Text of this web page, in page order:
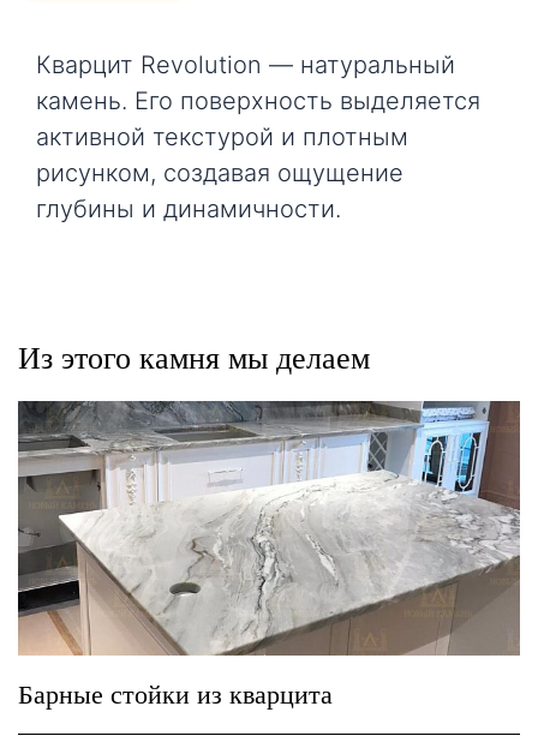
Кварцит Revolution — натуральный
камень. Его поверхность выделяется
активной текстурой и плотным
рисунком, создавая ощущение
глубины и динамичности.
Из этого камня мы делаем
Барные стойки из кварцита